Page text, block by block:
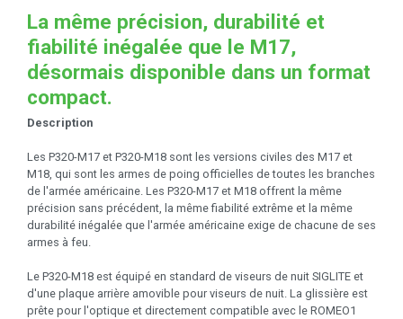
La même précision, durabilité et
fiabilité inégalée que le M17,
désormais disponible dans un format
compact.
Description
Les P320-M17 et P320-M18 sont les versions civiles des M17 et
M18, qui sont les armes de poing officielles de toutes les branches
de l'armée américaine. Les P320-M17 et M18 offrent la même
précision sans précédent, la même fiabilité extrême et la même
durabilité inégalée que l'armée américaine exige de chacune de ses
armes à feu.
Le P320-M18 est équipé en standard de viseurs de nuit SIGLITE et
d'une plaque arrière amovible pour viseurs de nuit. La glissière est
prête pour l'optique et directement compatible avec le ROMEO1